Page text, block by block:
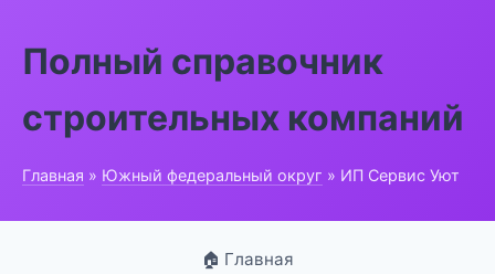
Полный справочник
строительных компаний
Главная » Южный федеральный округ » ИП Сервис Уют
🏠 Главная